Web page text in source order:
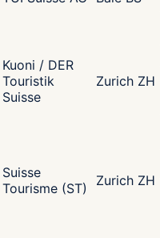
Kuoni / DER
Touristik
Suisse
Zurich ZH
Suisse
Tourisme (ST)
Zurich ZH